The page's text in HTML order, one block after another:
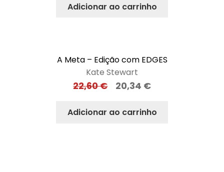
Adicionar ao carrinho
A Meta – Edição com EDGES
Kate Stewart
22,60€ 20,34 €
Adicionar ao carrinho